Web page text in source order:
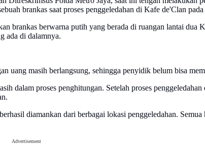
brankas saat proses penggeledahan di Kafe de'Clan
brankas berwarna putih yang berada di ruangan lantai dua
ada di dalamnya.
uang masih berlangsung, sehingga penyidik belum bisa
dalam proses penghitungan. Setelah proses
diamankan dari berbagai lokasi penggeledahan.
Advertisement